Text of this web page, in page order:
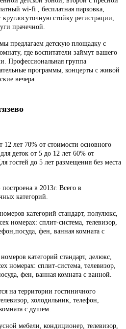
wi-fi , бесплатная парковка,
стойку регистрации,
прачечной.
предлагаем детскую площадку с
где воспитатели займут вашего
Профессиональная группа
программы, концерты с живой
вечера.
12 лет 70% от стоимости основного
деток от 5 до 12 лет 60% от
гостей до 5 лет размещения без места
в 2013г. Всего в
категорий.
категорий стандарт, полулюкс,
номерах: сплит-система, телевизор,
фен, ванная комната с
категорий стандарт, делюкс,
номерах: сплит-система, телевизор,
фен, ванная комната с ванной.
на территории гостиничного
холодильник, телефон,
с душем.
мебели, кондиционер, телевизор,